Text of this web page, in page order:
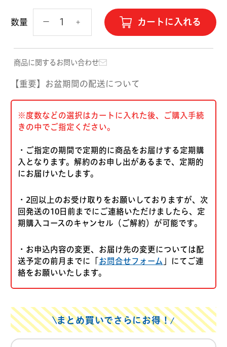
数量 カートに入れる
商品に関するお問い合わせ
【重要】お盆期間の配送について
※度数などの選択はカートに入れた後、ご購入手続
きの中でご指定ください。
・ご指定の期間で定期的に商品をお届けする定期購
入となります。解約のお申し出があるまで、定期的
にお届けいたします。
・2回以上のお受け取りをお願いしておりますが、次
回発送の10日前までにご連絡いただけましたら、定
期購入コースのキャンセル（ご解約）が可能です。
・お申込内容の変更、お届け先の変更については配
送予定の前月までに「お問合せフォーム 」にてご連
絡をお願いいたします。
まとめ買いでさらにお得！